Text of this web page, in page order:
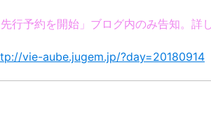
先行予約を開始」 ブログ内のみ告知。 詳
vie-aube.jugem.jp/?day=20180914